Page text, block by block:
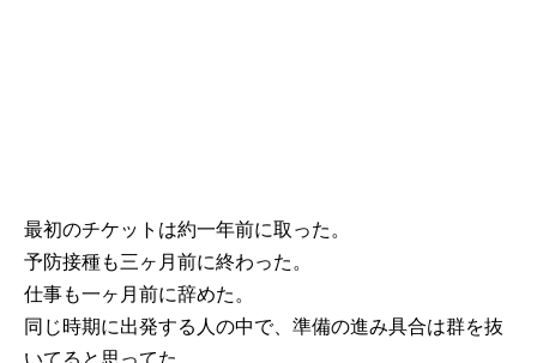
最初のチケットは約一年前に取った。
予防接種も三ヶ月前に終わった。
仕事も一ヶ月前に辞めた。
同じ時期に出発する人の中で、準備の進み具合は群を抜